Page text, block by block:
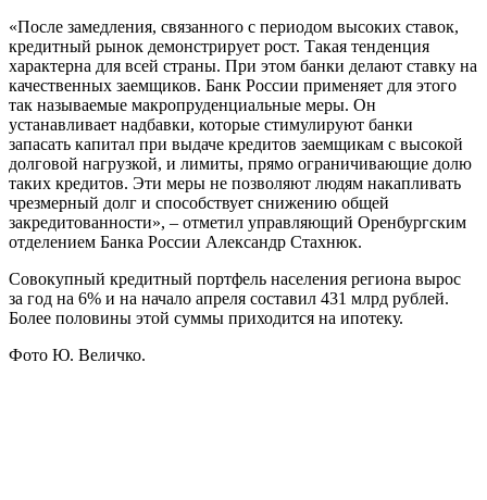
«После замедления, связанного с периодом высоких ставок,
кредитный рынок демонстрирует рост. Такая тенденция
характерна для всей страны. При этом банки делают ставку на
качественных заемщиков. Банк России применяет для этого
так называемые макропруденциальные меры. Он
устанавливает надбавки, которые стимулируют банки
запасать капитал при выдаче кредитов заемщикам с высокой
долговой нагрузкой, и лимиты, прямо ограничивающие долю
таких кредитов. Эти меры не позволяют людям накапливать
чрезмерный долг и способствует снижению общей
закредитованности», – отметил управляющий Оренбургским
отделением Банка России Александр Стахнюк.
Совокупный кредитный портфель населения региона вырос
за год на 6% и на начало апреля составил 431 млрд рублей.
Более половины этой суммы приходится на ипотеку.
Фото Ю. Величко.